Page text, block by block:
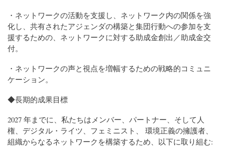
・ネットワークの活動を支援し、ネットワーク内の関係を強
化し、共有されたアジェンダの構築と集団行動への参加を支
援するための、ネットワークに対する助成金創出／助成金交
付。
・ネットワークの声と視点を増幅するための戦略的コミュニ
ケーション。
◆長期的成果目標
2027 年までに、私たちはメンバー、パートナー、そして人
権、デジタル・ライツ、フェミニスト、 環境正義の擁護者、
組織からなるネットワークを構築するため、以下に取り組む: